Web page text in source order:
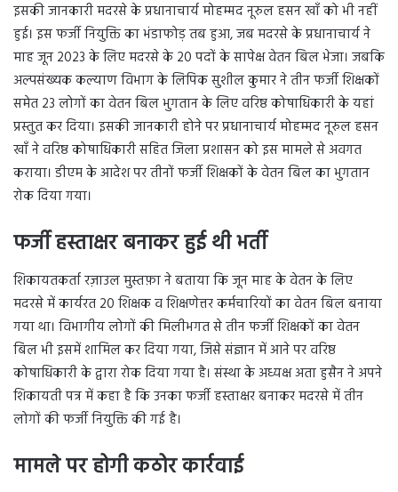
इसकी जानकारी मदरसे के प्रधानाचार्य मोहम्मद नूरुल हसन खाँ को भी नहीं
हुई। इस फर्जी नियुक्ति का भंडाफोड़ तब हुआ, जब मदरसे के प्रधानाचार्य ने
माह जून 2023 के लिए मदरसे के 20 पदों के सापेक्ष वेतन बिल भेजा। जबकि
अल्पसंख्यक कल्याण विभाग के लिपिक सुशील कुमार ने तीन फर्जी शिक्षकों
समेत 23 लोगों का वेतन बिल भुगतान के लिए वरिष्ठ कोषाधिकारी के यहां
प्रस्तुत कर दिया। इसकी जानकारी होने पर प्रधानाचार्य मोहम्मद नूरुल हसन
खाँ ने वरिष्ठ कोषाधिकारी सहित जिला प्रशासन को इस मामले से अवगत
कराया। डीएम के आदेश पर तीनों फर्जी शिक्षकों के वेतन बिल का भुगतान
रोक दिया गया।
फर्जी हस्ताक्षर बनाकर हुई थी भर्ती
शिकायतकर्ता रज़ाउल मुस्तफ़ा ने बताया कि जून माह के वेतन के लिए
मदरसे में कार्यरत 20 शिक्षक व शिक्षणेत्तर कर्मचारियों का वेतन बिल बनाया
गया था। विभागीय लोगों की मिलीभगत से तीन फर्जी शिक्षकों का वेतन
बिल भी इसमें शामिल कर दिया गया, जिसे संज्ञान में आने पर वरिष्ठ
कोषाधिकारी के द्वारा रोक दिया गया है। संस्था के अध्यक्ष अता हुसैन ने अपने
शिकायती पत्र में कहा है कि उनका फर्जी हस्ताक्षर बनाकर मदरसे में तीन
लोगों की फर्जी नियुक्ति की गई है।
मामले पर होगी कठोर कार्रवाई